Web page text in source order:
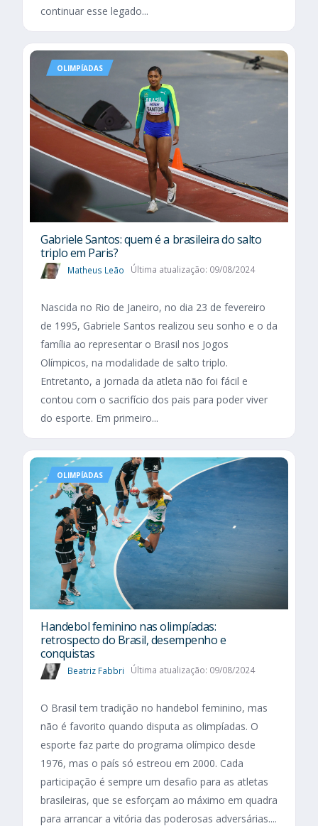
continuar esse legado...
OLIMPÍADAS
Gabriele Santos: quem é a brasileira do salto
triplo em Paris?
Matheus Leão Última atualização: 09/08/2024
Nascida no Rio de Janeiro, no dia 23 de fevereiro
de 1995, Gabriele Santos realizou seu sonho e o da
família ao representar o Brasil nos Jogos
Olímpicos, na modalidade de salto triplo.
Entretanto, a jornada da atleta não foi fácil e
contou com o sacrifício dos pais para poder viver
do esporte. Em primeiro...
OLIMPÍADAS
Handebol feminino nas olimpíadas:
retrospecto do Brasil, desempenho e
conquistas
Beatriz Fabbri Última atualização: 09/08/2024
O Brasil tem tradição no handebol feminino, mas
não é favorito quando disputa as olimpíadas. O
esporte faz parte do programa olímpico desde
1976, mas o país só estreou em 2000. Cada
participação é sempre um desafio para as atletas
brasileiras, que se esforçam ao máximo em quadra
para arrancar a vitória das poderosas adversárias....